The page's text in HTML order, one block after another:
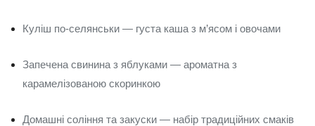
Куліш по-селянськи — густа каша з м’ясом і овочами
Запечена свинина з яблуками — ароматна з
карамелізованою скоринкою
Домашні соління та закуски — набір традиційних смаків